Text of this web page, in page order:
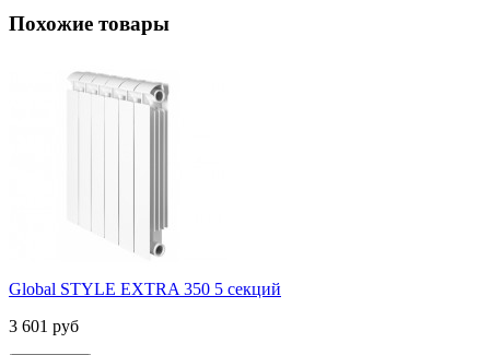
Похожие товары
Global STYLE EXTRA 350 5 секций
3 601 руб